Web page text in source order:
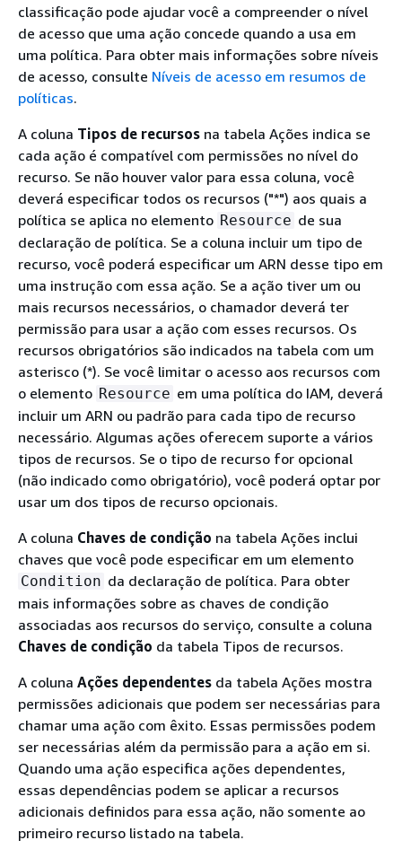
classificação pode ajudar você a compreender o nível
de acesso que uma ação concede quando a usa em
uma política. Para obter mais informações sobre níveis
de acesso, consulte Níveis de acesso em resumos de
políticas.
A coluna Tipos de recursos na tabela Ações indica se
cada ação é compatível com permissões no nível do
recurso. Se não houver valor para essa coluna, você
deverá especificar todos os recursos ("*") aos quais a
política se aplica no elemento Resource de sua
declaração de política. Se a coluna incluir um tipo de
recurso, você poderá especificar um ARN desse tipo em
uma instrução com essa ação. Se a ação tiver um ou
mais recursos necessários, o chamador deverá ter
permissão para usar a ação com esses recursos. Os
recursos obrigatórios são indicados na tabela com um
asterisco (*). Se você limitar o acesso aos recursos com
o elemento Resource em uma política do IAM, deverá
incluir um ARN ou padrão para cada tipo de recurso
necessário. Algumas ações oferecem suporte a vários
tipos de recursos. Se o tipo de recurso for opcional
(não indicado como obrigatório), você poderá optar por
usar um dos tipos de recurso opcionais.
A coluna Chaves de condição na tabela Ações inclui
chaves que você pode especificar em um elemento
Condition da declaração de política. Para obter
mais informações sobre as chaves de condição
associadas aos recursos do serviço, consulte a coluna
Chaves de condição da tabela Tipos de recursos.
A coluna Ações dependentes da tabela Ações mostra
permissões adicionais que podem ser necessárias para
chamar uma ação com êxito. Essas permissões podem
ser necessárias além da permissão para a ação em si.
Quando uma ação especifica ações dependentes,
essas dependências podem se aplicar a recursos
adicionais definidos para essa ação, não somente ao
primeiro recurso listado na tabela.